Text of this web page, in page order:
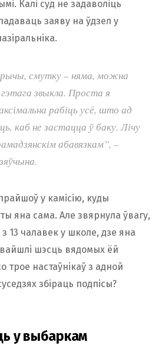
Калі суд не задаволіць
заяву на ўдзел у
смутку – няма, можна
звыкла. Проста я
рабіць усё, што ад
каб не застацца ў баку. Лічу
абавязкам”, –
у камісію, куды
яна сама. Але звярнула ўвагу,
з 13 чалавек у школе, дзе яна
шэсць вядомых ёй
трое настаўнікаў з адной
збіраць подпісы?
у выбаркам